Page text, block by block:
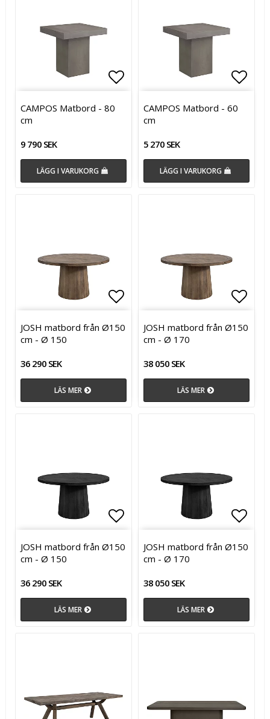
Lägg till i favoritlistan
CAMPOS Matbord - 80
cm
9 790 SEK
LÄGG I VARUKORG
CAMPOS Matbord - 60
cm
5 270 SEK
LÄGG I VARUKORG
Lägg till i favoritlistan
JOSH matbord från Ø150
cm - Ø 150
36 290 SEK
LÄS MER
JOSH matbord från Ø150
cm - Ø 170
38 050 SEK
LÄS MER
Lägg till i favoritlistan
JOSH matbord från Ø150
cm - Ø 150
36 290 SEK
LÄS MER
JOSH matbord från Ø150
cm - Ø 170
38 050 SEK
LÄS MER